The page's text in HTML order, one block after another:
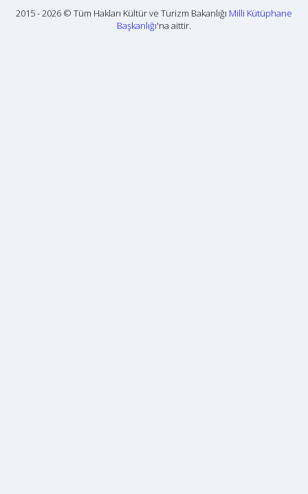
2015 - 2026 © Tüm Hakları Kültür ve Turizm Bakanlığı Milli Kütüphane
Başkanlığı'na aittir.